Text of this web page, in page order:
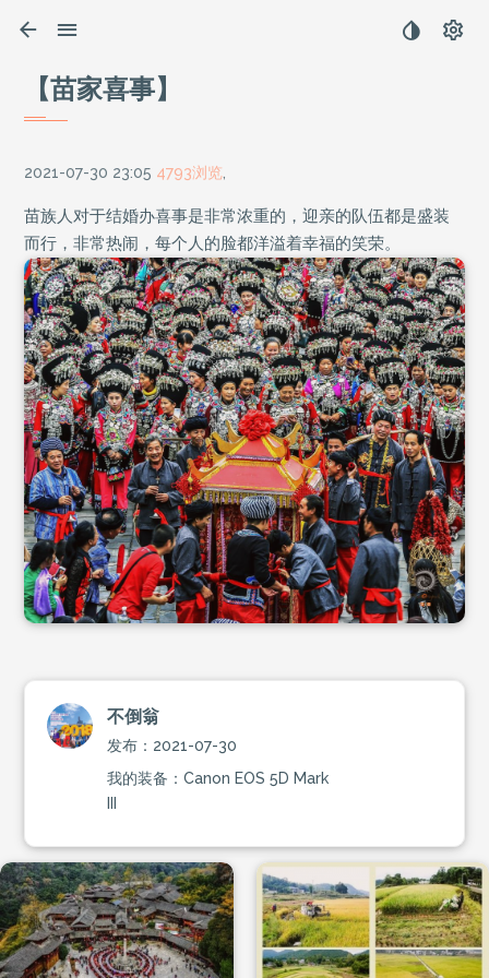
【苗家喜事】
2021-07-30 23:05 4793浏览
苗族人对于结婚办喜事是非常浓重的，迎亲的队伍都是盛装
而行，非常热闹，每个人的脸都洋溢着幸福的笑荣。
不倒翁
发布：2021-07-30
我的装备：Canon EOS 5D Mark